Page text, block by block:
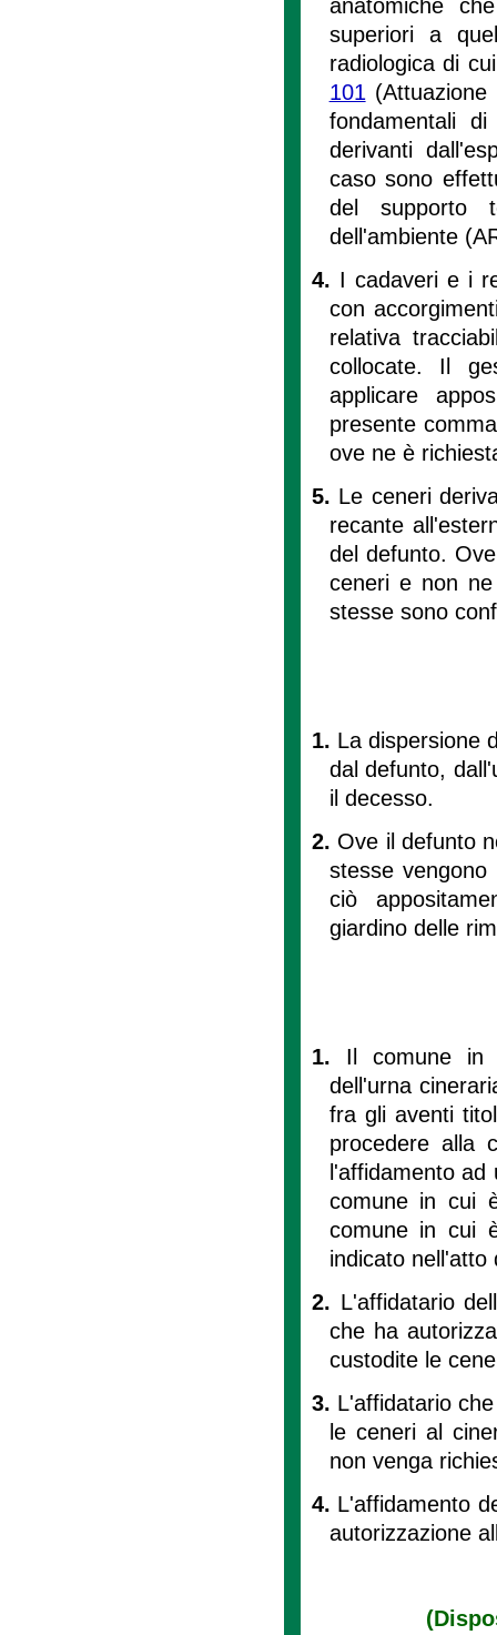
anatomiche
superiori a
radiologica di
101
fondamentali
derivanti
caso sono
del supporto
dell'ambiente
4. I cadaveri e i
con
relativa
collocate. Il
applicare
presente
ove ne è
5. Le ceneri
recante
del defunto.
ceneri e non
stesse sono
1. La dispersione
dal defunto,
il decesso.
2. Ove il defunto
stesse
ciò
giardino delle
1. Il comune in
dell'urna
fra gli aventi
procedere alla
l'affidamento
comune in cui
comune in cui
indicato nell'atto
2. L'affidatario
che ha
custodite le
3. L'affidatario
le ceneri al
non venga
4. L'affidamento
autorizzazione